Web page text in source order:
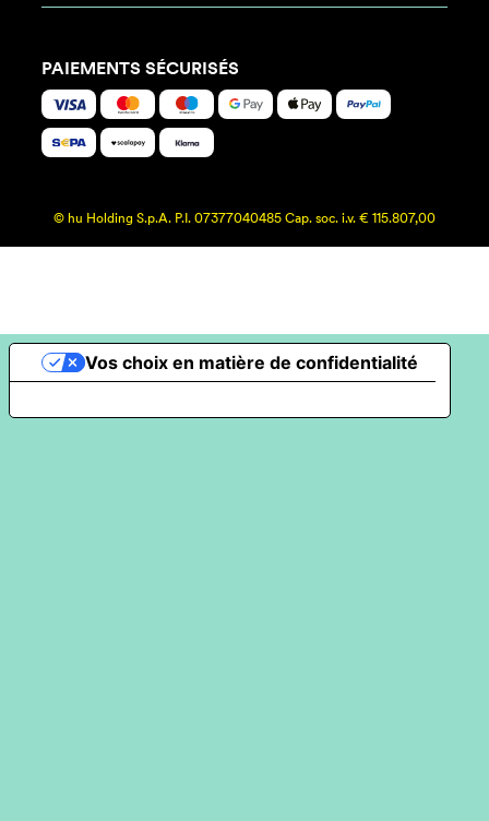
PAIEMENTS SÉCURISÉS
© hu Holding S.p.A. P.I. 07377040485 Cap. soc. i.v. € 115.807,00
Vos choix en matière de confidentialité